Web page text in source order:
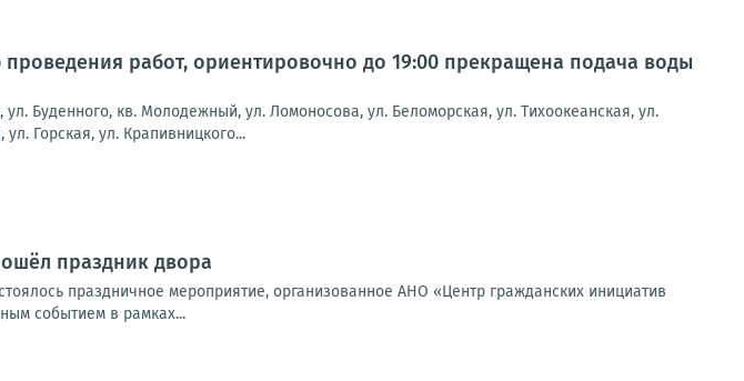
проведения работ, ориентировочно до 19:00 прекращена подача воды
Буденного, кв. Молодежный, ул. Ломоносова, ул. Беломорская, ул. Тихоокеанская, ул.
Горская, ул. Крапивницкого...
праздник двора
праздничное мероприятие, организованное АНО «Центр гражданских инициатив
событием в рамках...